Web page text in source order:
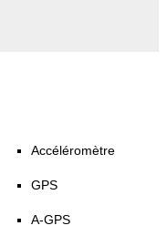
Accéléromètre
GPS
A-GPS